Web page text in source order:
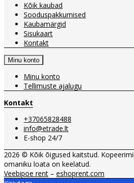
Kõik kaubad
Sooduspakkumised
Kaubamärgid
Sisukaart
Kontakt
Minu konto
Minu konto
Tellimuste ajalugu
Kontakt
+37065828488
info@etrade.lt
E-shop 24/7
2026 © Kõik õigused kaitstud.
omaniku loata on keelatud.
Veebipoe rent – eshoprent.com